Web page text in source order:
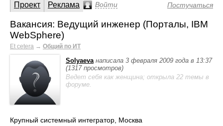
Проект
Реклама Войти Постучаться
Вакансия: Ведущий инженер (Порталы, IBM
WebSphere)
Et cetera → Общий по ИТ
Solyaeva написала 3 февраля 2009 года в 13:37
(1317 просмотров)
Ведет себя как женщина; открыла 22 темы в
форуме.
Крупный системный интегратор, Москва